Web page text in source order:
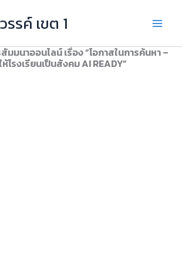
รค์ เขต 1
มมนาออนไลน์ เรื่อง “โอกาสในการค้นหา –
โรงเรียนเป็นสังคม AI READY”